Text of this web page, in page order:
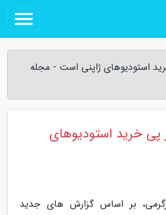
استودیوهای ژاپنی است - مجله
پی خرید استودیوهای
بر اساس گزارش های جدید